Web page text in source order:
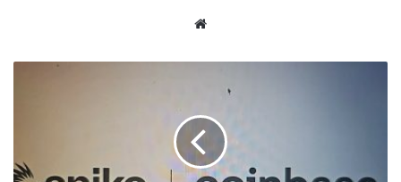
Website